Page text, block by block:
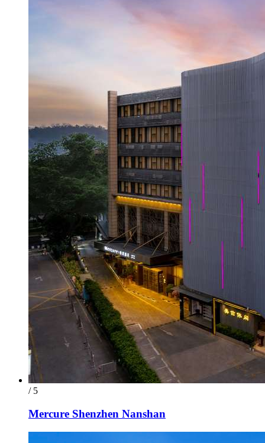
/ 5
Mercure Shenzhen Nanshan